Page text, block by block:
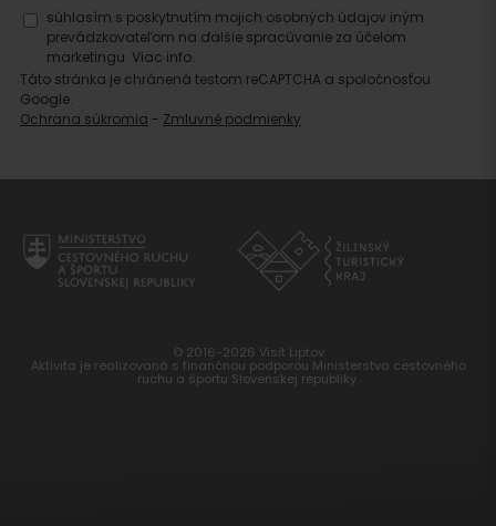
súhlasím s poskytnutím mojich osobných údajov iným
prevádzkovateľom na ďalšie spracúvanie za účelom
marketingu. Viac info.
Táto stránka je chránená testom reCAPTCHA a spoločnosťou
Google.
Ochrana súkromia - Zmluvné podmienky
© 2016-2026 Visit Liptov
Aktivita je realizovaná s finančnou podporou Ministerstva cestovného
ruchu a športu Slovenskej republiky.